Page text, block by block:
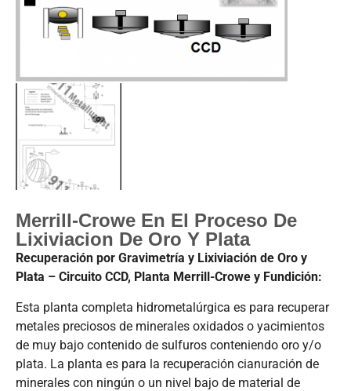
Merrill-Crowe En El Proceso De
Lixiviacion De Oro Y Plata
Recuperación por Gravimetría y Lixiviación de Oro y
Plata – Circuito CCD, Planta Merrill-Crowe y Fundición:
Esta planta completa hidrometalúrgica es para recuperar
metales preciosos de minerales oxidados o yacimientos
de muy bajo contenido de sulfuros conteniendo oro y/o
plata. La planta es para la recuperación cianuración de
minerales con ningún o un nivel bajo de material de